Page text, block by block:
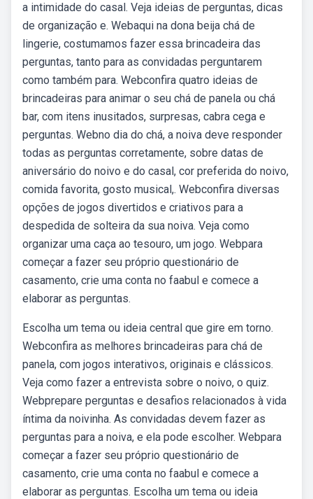
a intimidade do casal. Veja ideias de perguntas, dicas
de organização e. Webaqui na dona beija chá de
lingerie, costumamos fazer essa brincadeira das
perguntas, tanto para as convidadas perguntarem
como também para. Webconfira quatro ideias de
brincadeiras para animar o seu chá de panela ou chá
bar, com itens inusitados, surpresas, cabra cega e
perguntas. Webno dia do chá, a noiva deve responder
todas as perguntas corretamente, sobre datas de
aniversário do noivo e do casal, cor preferida do noivo,
comida favorita, gosto musical,. Webconfira diversas
opções de jogos divertidos e criativos para a
despedida de solteira da sua noiva. Veja como
organizar uma caça ao tesouro, um jogo. Webpara
começar a fazer seu próprio questionário de
casamento, crie uma conta no faabul e comece a
elaborar as perguntas.
Escolha um tema ou ideia central que gire em torno.
Webconfira as melhores brincadeiras para chá de
panela, com jogos interativos, originais e clássicos.
Veja como fazer a entrevista sobre o noivo, o quiz.
Webprepare perguntas e desafios relacionados à vida
íntima da noivinha. As convidadas devem fazer as
perguntas para a noiva, e ela pode escolher. Webpara
começar a fazer seu próprio questionário de
casamento, crie uma conta no faabul e comece a
elaborar as perguntas. Escolha um tema ou ideia